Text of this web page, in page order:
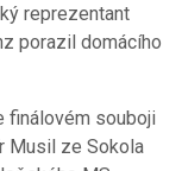
reprezentant
porazil domácího
finálovém souboji
Musil ze Sokola